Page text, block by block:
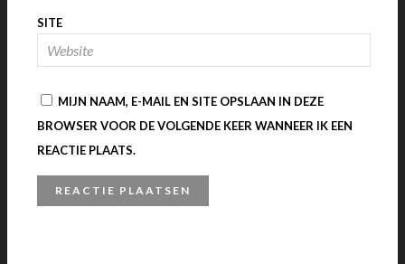
SITE
MIJN NAAM, E-MAIL EN SITE OPSLAAN IN DEZE
BROWSER VOOR DE VOLGENDE KEER WANNEER IK EEN
REACTIE PLAATS.